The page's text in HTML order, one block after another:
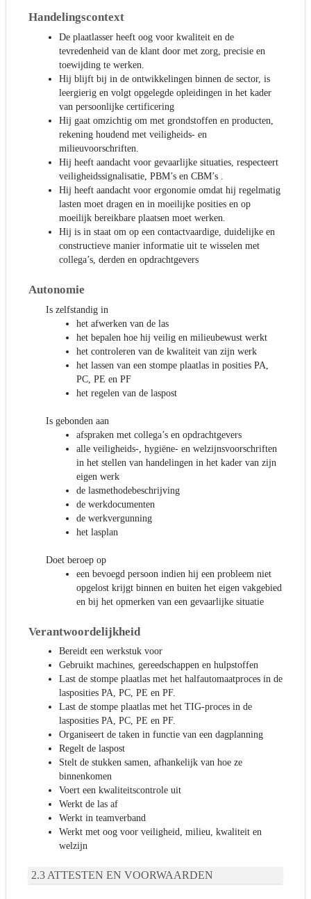
Handelingscontext
De plaatlasser heeft oog voor kwaliteit en de
tevredenheid van de klant door met zorg, precisie en
toewijding te werken.
Hij blijft bij in de ontwikkelingen binnen de sector, is
leergierig en volgt opgelegde opleidingen in het kader
van persoonlijke certificering
Hij gaat omzichtig om met grondstoffen en producten,
rekening houdend met veiligheids- en
milieuvoorschriften.
Hij heeft aandacht voor gevaarlijke situaties, respecteert
veiligheidssignalisatie, PBM’s en CBM’s .
Hij heeft aandacht voor ergonomie omdat hij regelmatig
lasten moet dragen en in moeilijke posities en op
moeilijk bereikbare plaatsen moet werken.
Hij is in staat om op een contactvaardige, duidelijke en
constructieve manier informatie uit te wisselen met
collega’s, derden en opdrachtgevers
Autonomie
Is zelfstandig in
het afwerken van de las
het bepalen hoe hij veilig en milieubewust werkt
het controleren van de kwaliteit van zijn werk
het lassen van een stompe plaatlas in posities PA,
PC, PE en PF
het regelen van de laspost
Is gebonden aan
afspraken met collega’s en opdrachtgevers
alle veiligheids-, hygiëne- en welzijnsvoorschriften
in het stellen van handelingen in het kader van zijn
eigen werk
de lasmethodebeschrijving
de werkdocumenten
de werkvergunning
het lasplan
Doet beroep op
een bevoegd persoon indien hij een probleem niet
opgelost krijgt binnen en buiten het eigen vakgebied
en bij het opmerken van een gevaarlijke situatie
Verantwoordelijkheid
Bereidt een werkstuk voor
Gebruikt machines, gereedschappen en hulpstoffen
Last de stompe plaatlas met het halfautomaatproces in de
lasposities PA, PC, PE en PF.
Last de stompe plaatlas met het TIG-proces in de
lasposities PA, PC, PE en PF.
Organiseert de taken in functie van een dagplanning
Regelt de laspost
Stelt de stukken samen, afhankelijk van hoe ze
binnenkomen
Voert een kwaliteitscontrole uit
Werkt de las af
Werkt in teamverband
Werkt met oog voor veiligheid, milieu, kwaliteit en
welzijn
ATTESTEN EN VOORWAARDEN